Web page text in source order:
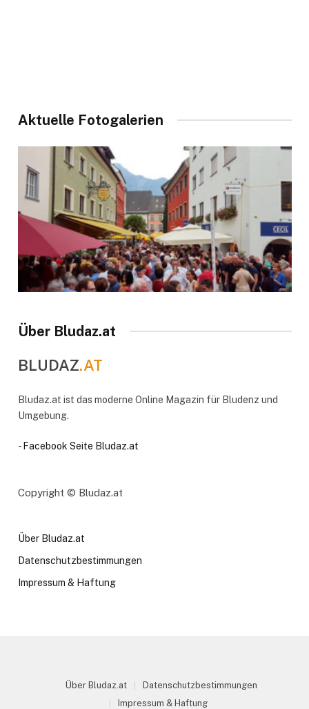
Aktuelle Fotogalerien
Über Bludaz.at
BLUDAZ.AT
Bludaz.at ist das moderne Online Magazin für Bludenz und
Umgebung.
- Facebook Seite Bludaz.at
Copyright © Bludaz.at
Über Bludaz.at
Datenschutzbestimmungen
Impressum & Haftung
Über Bludaz.at
Datenschutzbestimmungen
Impressum & Haftung